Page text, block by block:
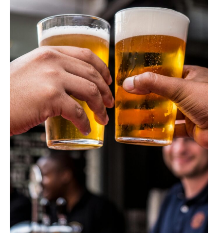
envisager
au
cours
d’une
vie
?